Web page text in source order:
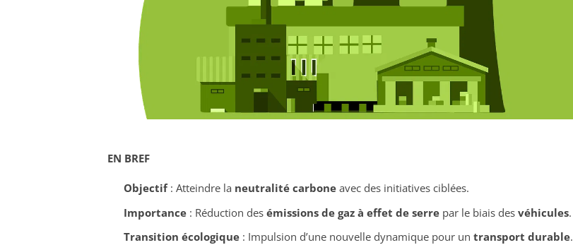
EN BREF
Objectif: Atteindre la neutralité carboneavec des initiatives ciblées.
Importance: Réduction des émissions de gaz à effet de serrepar le biais des véhicules.
Transition écologique: Impulsion d’une nouvelle dynamique pour un transport durable.